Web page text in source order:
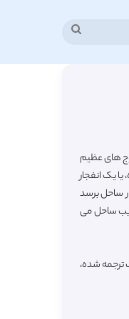
های عظیم
یک انفجار
ساحل برسد
ساحل می
ترجمه شده،